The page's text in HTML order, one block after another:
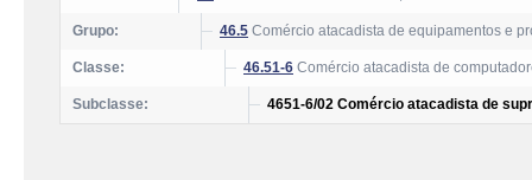
Grupo: 46.5 Comércio atacadista de equipamentos e
Classe: 46.51-6 Comércio atacadista de
Subclasse: 4651-6/02 Comércio atacadista de